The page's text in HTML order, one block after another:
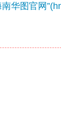
南华图官网